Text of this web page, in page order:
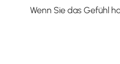
Wenn Sie das Gefühl